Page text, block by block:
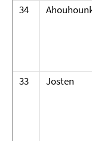
34
33
Josten